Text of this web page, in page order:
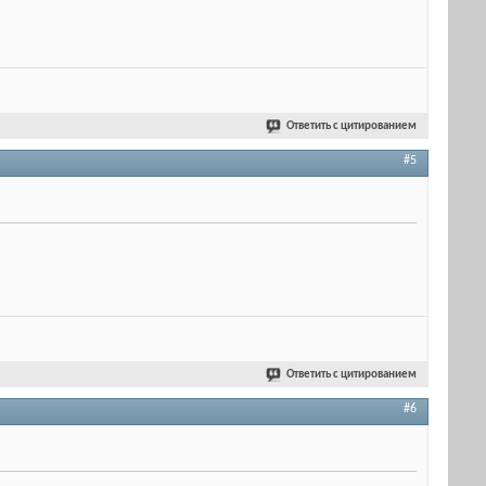
Ответить с цитированием
#5
Ответить с цитированием
#6